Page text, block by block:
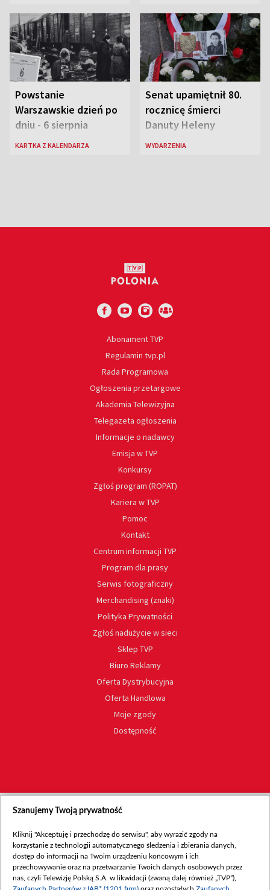
Powstanie
Warszawskie dzień po
dniu - 6 sierpnia
KARTKA Z KALENDARZA
Senat upamiętnił 80.
rocznicę śmierci
Danuty Heleny
Siedzikówny „Inki”
WYDARZENIA
Abonament TVP
Regulamin tvp.pl
Rada Programowa
Ogłoszenia przetargowe
Akademia Telewizyjna
Telegazeta ogłoszenia
Informacje o nadawcy
Emisja w TVP
Konkursy
Zgłoś program (ROPAT)
Kariera w TVP
Pomoc
Kontakt
Centrum informacji TVP
Program dla prasy
Serwis fotograficzny
Merchandising (znaki)
Polityka Prywatności
Zgłoś nadużycie w sieci
Sklep TVP
Biuro Reklamy
Oferta Dystrybucyjna
Oferta Handlowa
Moje zgody
Dostępność
Szanujemy Twoją prywatność
Kliknij "Akceptuję i przechodzę do serwisu", aby wyrazić zgody na
korzystanie z technologii automatycznego śledzenia i zbierania danych,
dostęp do informacji na Twoim urządzeniu końcowym i ich
przechowywanie oraz na przetwarzanie Twoich danych osobowych przez
nas, czyli Telewizję Polską S.A. w likwidacji (zwaną dalej również „TVP”),